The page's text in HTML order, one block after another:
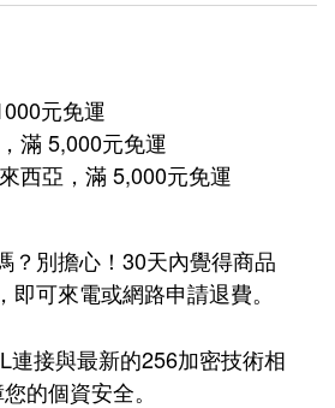
元免運
滿 5,000元免運
西亞，滿 5,000元免運
？別擔心！30天內覺得商品
可來電或網路申請退費。
連接與最新的256加密技術相
的個資安全。